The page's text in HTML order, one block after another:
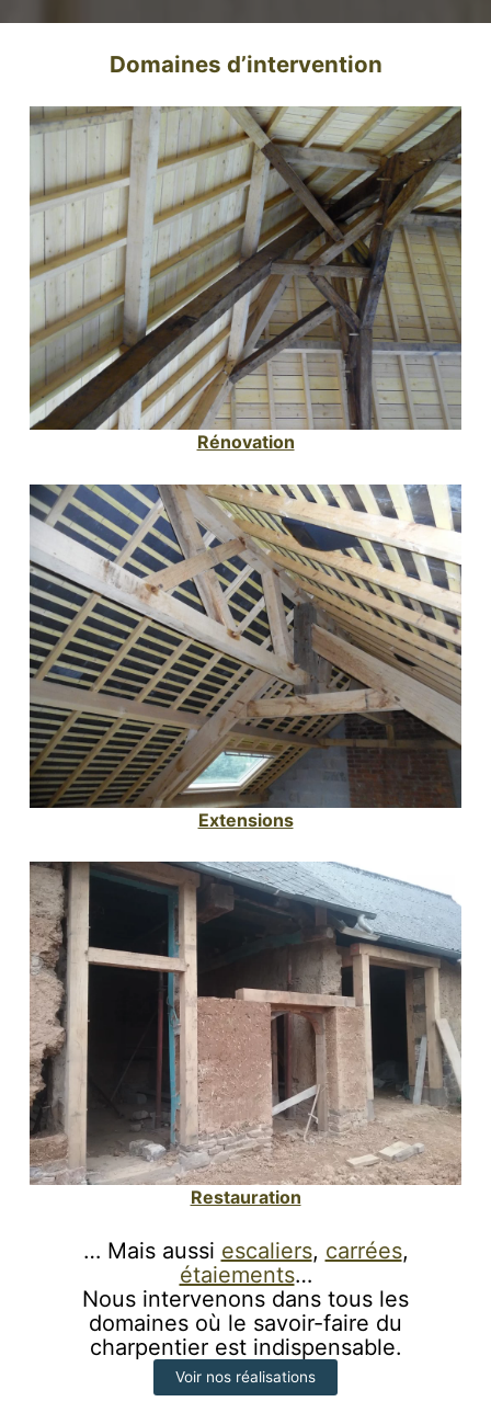
Domaines d’intervention
Rénovation
Extensions
Restauration
… Mais aussi escaliers, carrées,
étaiements…
Nous intervenons dans tous les
domaines où le savoir-faire du
charpentier est indispensable.
Voir nos réalisations